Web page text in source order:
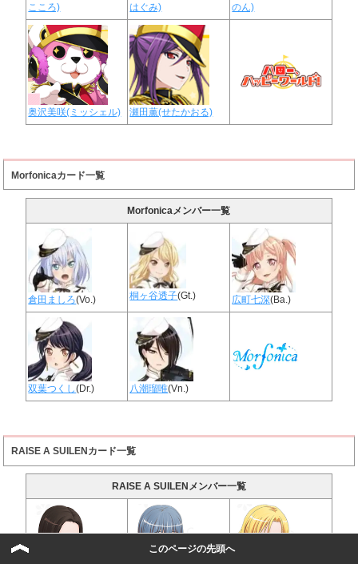
こころ)
はぐみ)
のん)
奥沢美咲(ミッシェル) 瀬田薫(せたかおる)
Morfonicaカード一覧
Morfonicaメンバー一覧
倉田ましろ(Vo.) 桐ヶ谷透子(Gt.) 広町七深(Ba.)
双葉つくし(Dr.) 八潮瑠唯(Vn.)
RAISE A SUILENカード一覧
RAISE A SUILENメンバー一覧
このページの先頭へ